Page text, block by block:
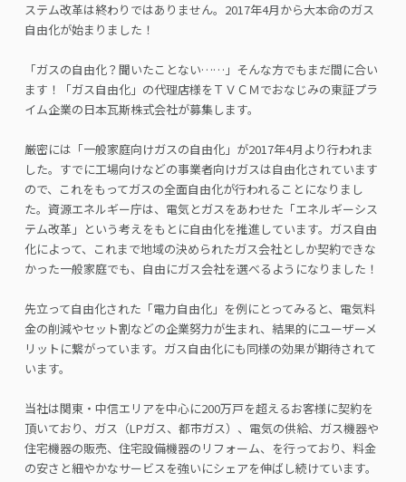
ステム改革は終わりではありません。2017年4月から大本命のガス
自由化が始まりました！
「ガスの自由化？聞いたことない……」そんな方でもまだ間に合い
ます！「ガス自由化」の代理店様をＴＶＣＭでおなじみの東証プラ
イム企業の日本瓦斯株式会社が募集します。
厳密には「一般家庭向けガスの自由化」が2017年4月より行われま
した。すでに工場向けなどの事業者向けガスは自由化されています
ので、これをもってガスの全面自由化が行われることになりまし
た。資源エネルギー庁は、電気とガスをあわせた「エネルギーシス
テム改革」という考えをもとに自由化を推進しています。ガス自由
化によって、これまで地域の決められたガス会社としか契約できな
かった一般家庭でも、自由にガス会社を選べるようになりました！
先立って自由化された「電力自由化」を例にとってみると、電気料
金の削減やセット割などの企業努力が生まれ、結果的にユーザーメ
リットに繋がっています。ガス自由化にも同様の効果が期待されて
います。
当社は関東・中信エリアを中心に200万戸を超えるお客様に契約を
頂いており、ガス（LPガス、都市ガス）、電気の供給、ガス機器や
住宅機器の販売、住宅設備機器のリフォーム、を行っており、料金
の安さと細やかなサービスを強いにシェアを伸ばし続けています。